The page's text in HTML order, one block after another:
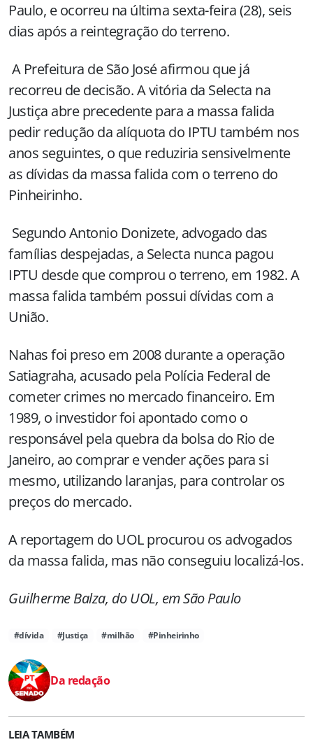
Paulo, e ocorreu na última sexta-feira (28), seis
dias após a reintegração do terreno.
A Prefeitura de São José afirmou que já
recorreu de decisão. A vitória da Selecta na
Justiça abre precedente para a massa falida
pedir redução da alíquota do IPTU também nos
anos seguintes, o que reduziria sensivelmente
as dívidas da massa falida com o terreno do
Pinheirinho.
Segundo Antonio Donizete, advogado das
famílias despejadas, a Selecta nunca pagou
IPTU desde que comprou o terreno, em 1982. A
massa falida também possui dívidas com a
União.
Nahas foi preso em 2008 durante a operação
Satiagraha, acusado pela Polícia Federal de
cometer crimes no mercado financeiro. Em
1989, o investidor foi apontado como o
responsável pela quebra da bolsa do Rio de
Janeiro, ao comprar e vender ações para si
mesmo, utilizando laranjas, para controlar os
preços do mercado.
A reportagem do UOL procurou os advogados
da massa falida, mas não conseguiu localizá-los.
Guilherme Balza, do UOL, em São Paulo
#dívida #Justiça #milhão #Pinheirinho
Da redação
LEIA TAMBÉM